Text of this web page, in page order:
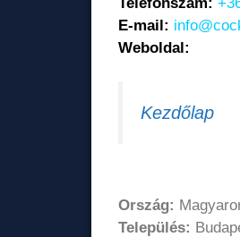
E-mail:
Weboldal:
Kezdőlap
Ország:
Település: